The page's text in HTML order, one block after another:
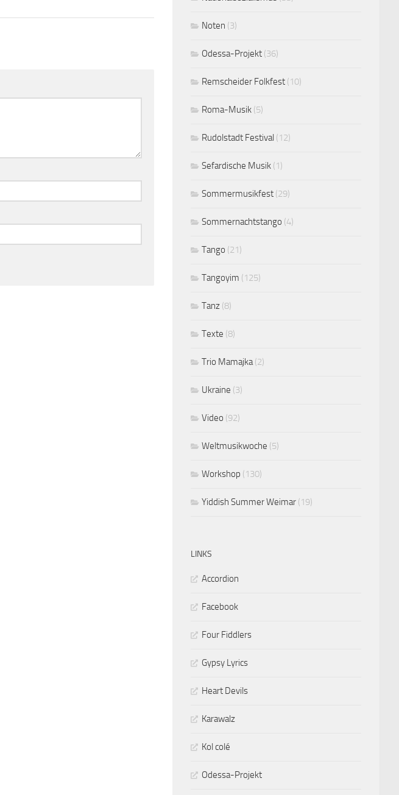
Noten (3)
Odessa-Projekt (36)
Remscheider Folkfest (10)
Roma-Musik (5)
Rudolstadt Festival (12)
Sefardische Musik (1)
Sommermusikfest (29)
Sommernachtstango (4)
Tango (21)
Tangoyim (125)
Tanz (8)
Texte (8)
Trio Mamajka (2)
Ukraine (3)
Video (92)
Weltmusikwoche (5)
Workshop (130)
Yiddish Summer Weimar (19)
LINKS
Accordion
Facebook
Four Fiddlers
Gypsy Lyrics
Heart Devils
Karawalz
Kol colé
Odessa-Projekt